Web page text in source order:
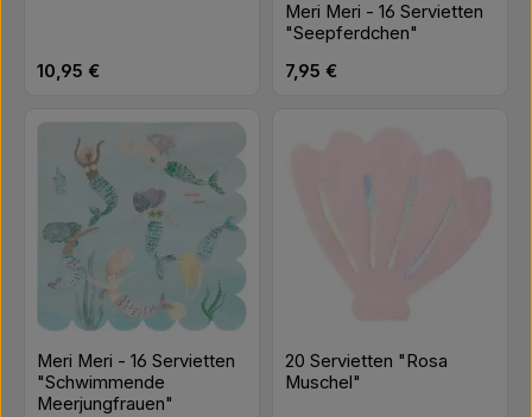
Regulärer Preis:
10,95 €
Meri Meri - 16 Servietten
"Seepferdchen"
Regulärer Preis:
7,95 €
Meri Meri - 16 Servietten
"Schwimmende
Meerjungfrauen"
20 Servietten "Rosa
Muschel"